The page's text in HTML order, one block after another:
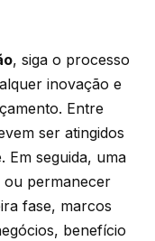
, siga o processo
inovação e
Entre
ser atingidos
Em seguida, uma
ou permanecer
fase, marcos
benefício